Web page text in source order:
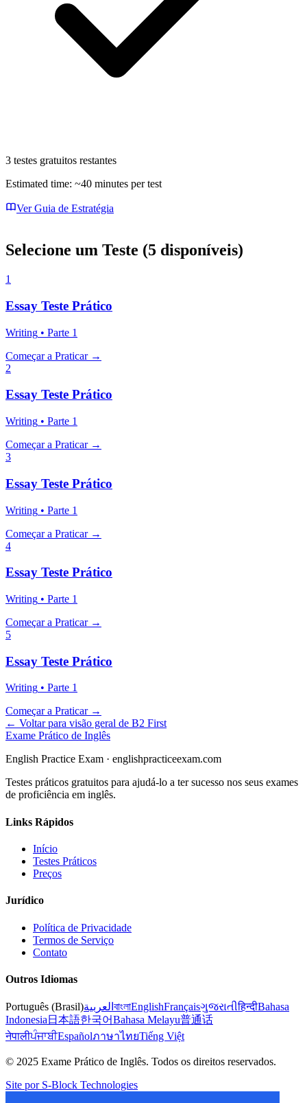
3 testes gratuitos restantes
Estimated time: ~40 minutes per test
Ver Guia de Estratégia
Selecione um Teste (5 disponíveis)
1
Essay Teste Prático
Writing • Parte 1
Começar a Praticar→
2
Essay Teste Prático
Writing • Parte 1
Começar a Praticar→
3
Essay Teste Prático
Writing • Parte 1
Começar a Praticar→
4
Essay Teste Prático
Writing • Parte 1
Começar a Praticar→
5
Essay Teste Prático
Writing • Parte 1
Começar a Praticar→
← Voltar para visão geral de B2 First
Exame Prático de Inglês
English Practice Exam · englishpracticeexam.com
Testes práticos gratuitos para ajudá-lo a ter sucesso nos seus exames
de proficiência em inglês.
Links Rápidos
Início
Testes Práticos
Preços
Jurídico
Política de Privacidade
Termos de Serviço
Contato
Outros Idiomas
Português (Brasil)العربية বাংলাEnglishFrançaisગુજરાતીहिन्दीBahasa
Indonesia 日本語한국어Bahasa Melayu普通话
नेपालीਪੰਜਾਬੀEspañolภาษาไทยTiếng Việt
© 2025 Exame Prático de Inglês. Todos os direitos reservados.
Site por S-Block Technologies